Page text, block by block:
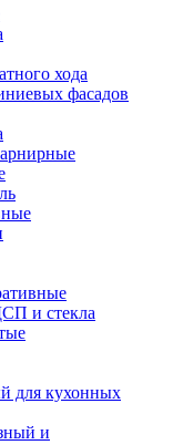
хода
фасадов
и стекла
для кухонных
и